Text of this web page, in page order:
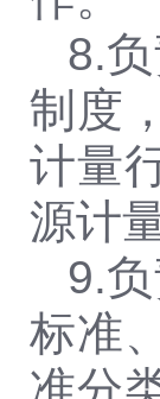
8.
制度
计量
源计
9.
标准